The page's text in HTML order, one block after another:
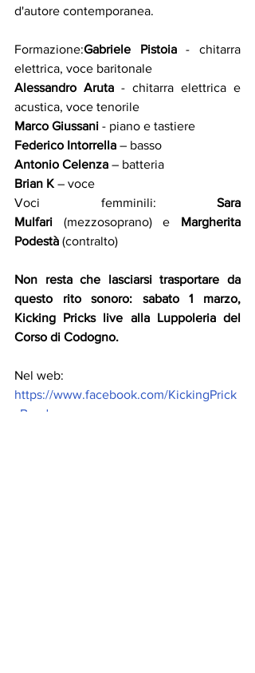
d'autore contemporanea.
Formazione:Gabriele Pistoia - chitarra
elettrica, voce baritonale
Alessandro Aruta - chitarra elettrica e
acustica, voce tenorile
Marco Giussani - piano e tastiere
Federico Intorrella – basso
Antonio Celenza – batteria
Brian K – voce
Voci femminili: Sara
Mulfari (mezzosoprano) e Margherita
Podestà (contralto)
Non resta che lasciarsi trasportare da
questo rito sonoro: sabato 1 marzo,
Kicking Pricks live alla Luppoleria del
Corso di Codogno.
Nel web:
https://www.facebook.com/KickingPrick
sBand